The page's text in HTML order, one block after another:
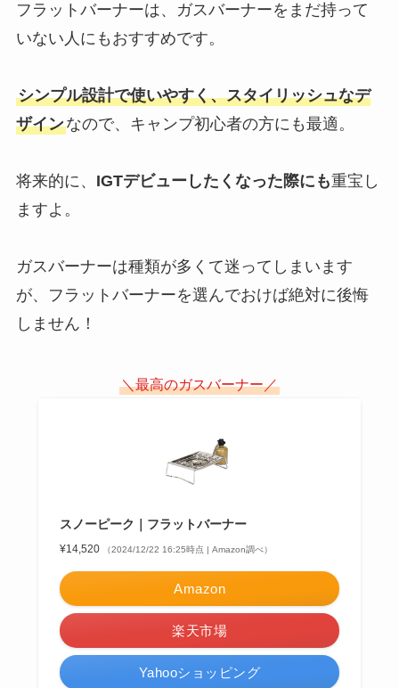
フラットバーナーは、ガスバーナーをまだ持って
いない人にもおすすめです。
シンプル設計で使いやすく、スタイリッシュなデ
ザインなので、キャンプ初心者の方にも最適。
将来的に、 IGTデビューしたくなった際にも重宝し
ますよ。
ガスバーナーは種類が多くて迷ってしまいます
が、フラットバーナーを選んでおけば絶対に後悔
しません！
＼最高のガスバーナー／
スノーピーク｜フラットバーナー
¥14,520 （2024/12/22 16:25時点 | Amazon調べ）
Amazon
楽天市場
Yahooショッピング